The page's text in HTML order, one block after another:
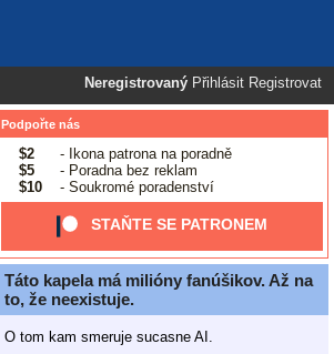
Neregistrovaný Přihlásit Registrovat
Podpořte nás
$2
- Ikona patrona na poradně
$5
- Poradna bez reklam
$10
- Soukromé poradenství
STAŇTE SE PATRONEM
Táto kapela má milióny fanúšikov. Až na
to, že neexistuje.
O tom kam smeruje sucasne AI.